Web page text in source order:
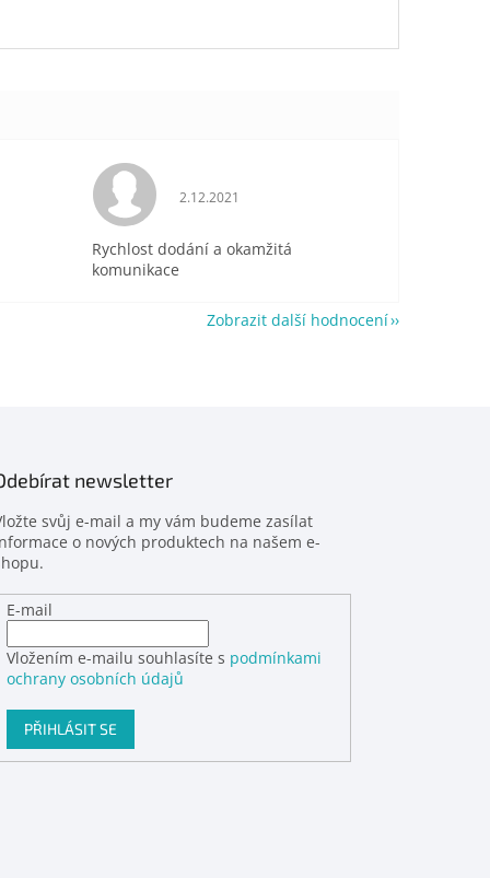
5 z 5 hvězdiček. Hodnocení obchodu je 5 z 5 hvězdiček.
2.12.2021
Rychlost dodání a okamžitá
komunikace
Zobrazit další hodnocení
newsletter
svůj e-mail a my vám budeme zasílat
o nových produktech na našem e-
E-mail
Vložením e-mailu souhlasíte s podmínkami
ochrany osobních údajů
PŘIHLÁSIT SE